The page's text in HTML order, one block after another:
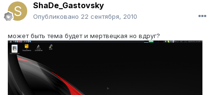
ShaDe_Gastovsky
Опубликовано 22 сентября, 2010
может быть тема будет и мертвецкая но вдруг?